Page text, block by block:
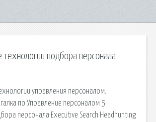
подбора персонала
управления персоналом.
по Управление персоналом 5
персонала Executive Search Headhunting